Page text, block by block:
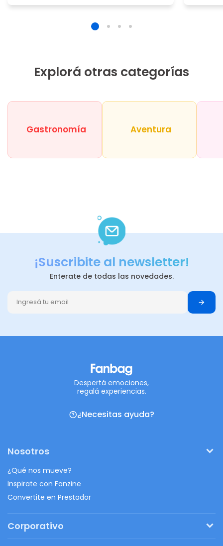
Explorá otras categorías
Gastronomía Aventura
¡Suscribite al newsletter!
Enterate de todas las novedades.
Despertá emociones,
regalá experiencias.
¿Necesitas ayuda?
Nosotros
¿Qué nos mueve?
Inspirate con Fanzine
Convertite en Prestador
Corporativo